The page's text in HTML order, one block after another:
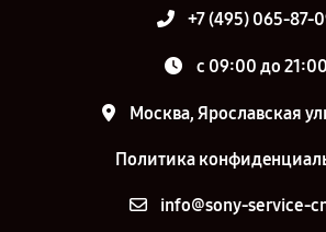
+7 (495) 065-87-
c 09:00 до 21:00
Москва, Ярославская
Политика
info@sony-service-